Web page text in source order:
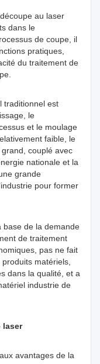
au laser
dans le
de coupe, il
pratiques,
du traitement de
traditionnel est
le
et le moulage
faible, le
couplé avec
nationale et la
grande
pour former
base de la demande
de traitement
pas ne fait
matériels,
dans la qualité, et a
industrie de
laser
avantages de la